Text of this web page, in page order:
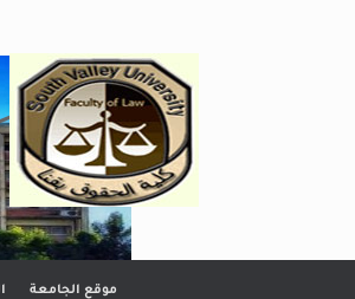
موقع الجامعة